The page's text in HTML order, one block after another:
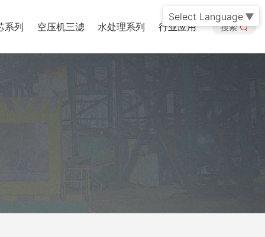
系列 空压机三滤 水处理系列 行业应用 搜索
Select Language ▼